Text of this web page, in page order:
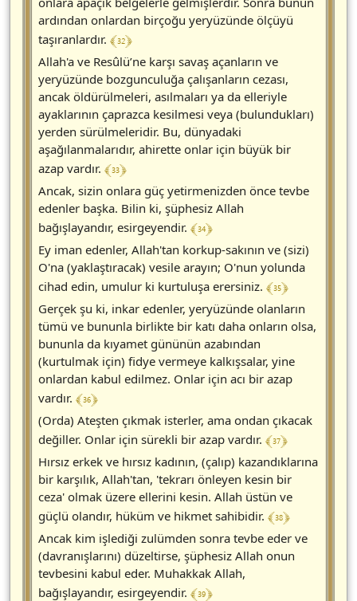
ardından onlardan birçoğu yeryüzünde ölçüyü
taşıranlardır. ﴾ 32 ﴿
Allah'a ve Resûlü’ne karşı savaş açanların ve
yeryüzünde bozgunculuğa çalışanların cezası,
ancak öldürülmeleri, asılmaları ya da elleriyle
ayaklarının çaprazca kesilmesi veya (bulundukları)
yerden sürülmeleridir. Bu, dünyadaki
aşağılanmalarıdır, ahirette onlar için büyük bir
azap vardır. ﴾ 33 ﴿
Ancak, sizin onlara güç yetirmenizden önce tevbe
edenler başka. Bilin ki, şüphesiz Allah
bağışlayandır, esirgeyendir. ﴾ 34 ﴿
Ey iman edenler, Allah'tan korkup-sakının ve (sizi)
O'na (yaklaştıracak) vesile arayın; O'nun yolunda
cihad edin, umulur ki kurtuluşa erersiniz. ﴾ 35 ﴿
Gerçek şu ki, inkar edenler, yeryüzünde olanların
tümü ve bununla birlikte bir katı daha onların olsa,
bununla da kıyamet gününün azabından
(kurtulmak için) fidye vermeye kalkışsalar, yine
onlardan kabul edilmez. Onlar için acı bir azap
vardır. ﴾ 36 ﴿
(Orda) Ateşten çıkmak isterler, ama ondan çıkacak
değiller. Onlar için sürekli bir azap vardır. ﴾ 37 ﴿
Hırsız erkek ve hırsız kadının, (çalıp) kazandıklarına
bir karşılık, Allah'tan, 'tekrarı önleyen kesin bir
ceza' olmak üzere ellerini kesin. Allah üstün ve
güçlü olandır, hüküm ve hikmet sahibidir. ﴾ 38 ﴿
Ancak kim işlediği zulümden sonra tevbe eder ve
(davranışlarını) düzeltirse, şüphesiz Allah onun
tevbesini kabul eder. Muhakkak Allah,
bağışlayandır, esirgeyendir. ﴾ 39 ﴿